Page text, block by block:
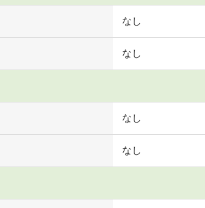
なし
なし
なし
なし